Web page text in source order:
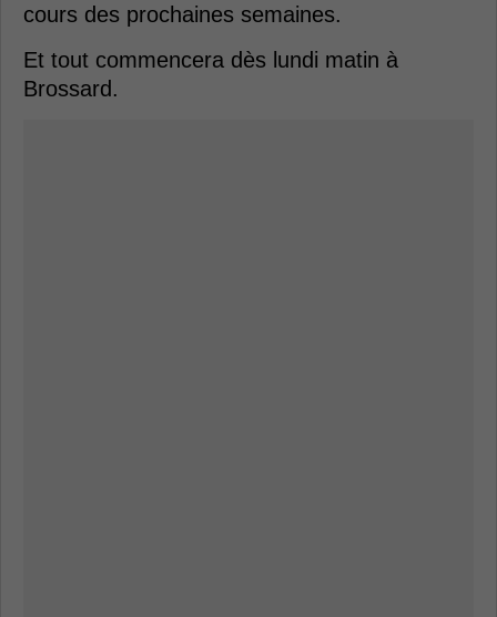
cours des prochaines semaines.
Et tout commencera dès lundi matin à
Brossard.